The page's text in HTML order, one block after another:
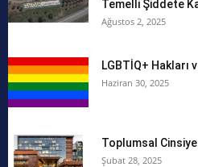
Temelli Şiddete
Ağustos 2, 2025
LGBTİQ+ Hakları
Haziran 30, 2025
Toplumsal
Şubat 28, 2025